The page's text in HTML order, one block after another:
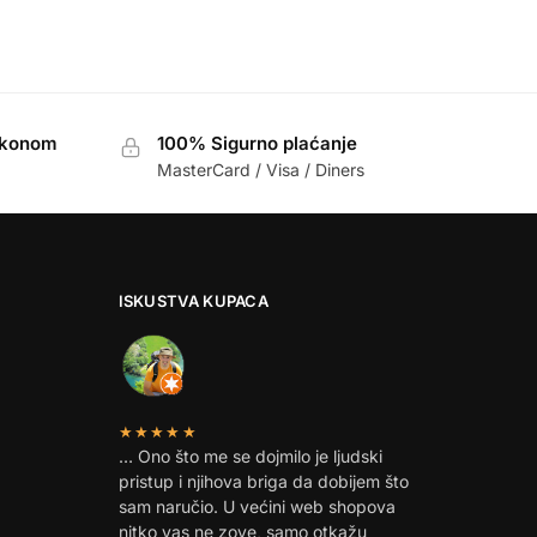
100% Sigurno plaćanje
MasterCard / Visa / Diners
ISKUSTVA KUPACA
★★★★★
… Ono što me se dojmilo je ljudski
pristup i njihova briga da dobijem što
sam naručio. U većini web shopova
nitko vas ne zove, samo otkažu